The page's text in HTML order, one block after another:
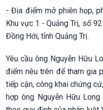
- Địa điểm mở phiên họp,
Khu vực 1 - Quảng Trị, số
Đồng Hới, tỉnh Quảng Trị.
Yêu cầu ông Nguyễn Hữu
điểm nêu trên để tham gia
tiếp cận, công khai chứng
hợp ông Nguyễn Hữu